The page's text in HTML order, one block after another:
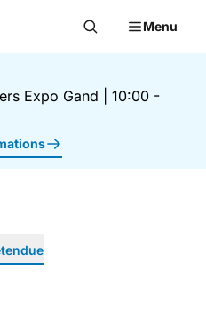
Menu
Expo Gand
10:00 -